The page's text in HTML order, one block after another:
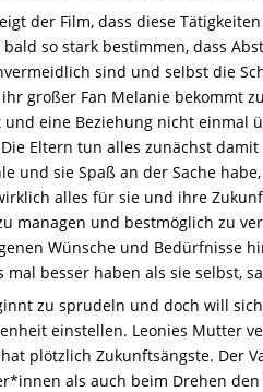
der Film, dass diese
bald so stark bestimmen, dass
sind und selbst die
großer Fan Melanie bekommt
eine Beziehung nicht einmal
Eltern tun alles zunächst damit
und sie Spaß an der Sache
alles für sie und ihre
managen und bestmöglich zu
Wünsche und Bedürfnisse
mal besser haben als sie selbst,
zu sprudeln und doch will
einstellen. Leonies Mutter
plötzlich Zukunftsängste. Der
als auch beim Drehen